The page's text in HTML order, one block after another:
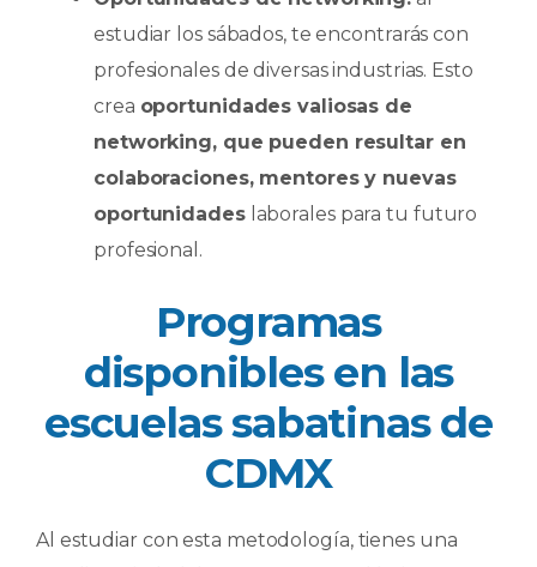
estudiar los sábados, te encontrarás con
profesionales de diversas industrias. Esto
crea oportunidades valiosas de
networking, que pueden resultar en
colaboraciones, mentores y nuevas
oportunidadeslaborales para tu futuro
profesional.
Programas
disponibles en las
escuelas sabatinas de
CDMX
Al estudiar con esta metodología, tienes una